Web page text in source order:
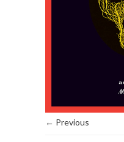
← Previous